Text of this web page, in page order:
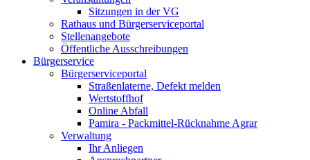
Sitzungen in der VG
Rathaus und Bürgerserviceportal
Stellenangebote
Öffentliche Ausschreibungen
Bürgerservice
Bürgerserviceportal
Straßenlaterne, Defekt melden
Wertstoffhof
Online Abfall
Pamira - Packmittel-Rücknahme Agrar
Verwaltung
Ihr Anliegen